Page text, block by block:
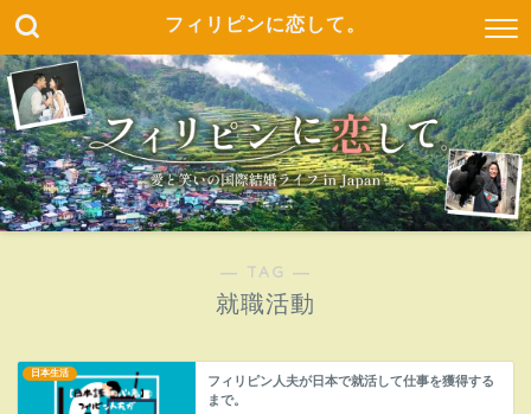
フィリピンに恋して。
― TAG ―
就職活動
日本生活
フィリピン人夫が日本で就活して仕事を獲得する
まで。